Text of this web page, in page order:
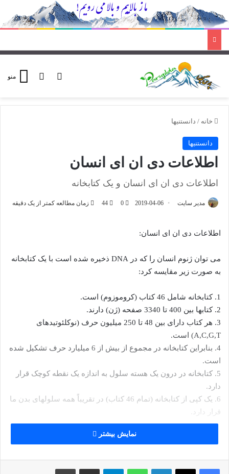
منوتغییر ورود
خانه / دانستنیها
دانستنیها
اطلاعات دی ان ای انسان
اطلاعات دی ان ای انسان و یک کتابخانه
مدیر سایت 2019-04-06
0
44 زمان مطالعه کمتر از یک دقیقه
اطلاعات دی ان ای انسان:
می توان ژنوم انسان را که در DNA ذخیره شده است با یک کتابخانه
به صورت زیر مقایسه کرد:
1. کتابخانه شامل 46 کتاب (کروموزوم) است.
2. کتابها بین 400 تا 3340 صفحه (ژن) دارند.
3. هر کتاب دارای بین 48 تا 250 میلیون حرف (نوکلئوتیدهای
A,C,G,T) است.
4. بنابراین کتابخانه در مجموع از بیش از 6 میلیارد حرف تشکیل شده
است.
5. کتابخانه در درون یک هسته سلول به اندازه یک نقطه کوچک قرار
دارد.
6. یک کپی از کتابخانه (تمام 46 کتاب) در تقریباً همه سلولهای بدن ما
قرار دارد.
اطلاعات دی ان ای انسان
نمایش بیشتر
لینکداین واتس آپ تلگرام اشتراک گذاری با ایمیل